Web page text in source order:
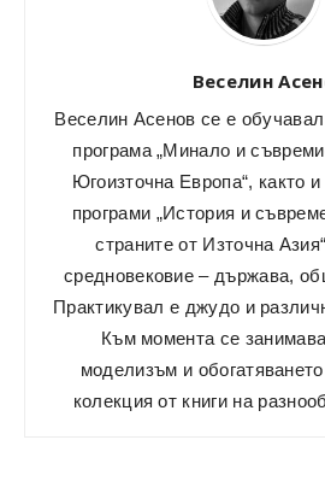
Веселин
Веселин Асенов се е
програма „Минало и
Югоизточна Европа“, както
програми „История и
страните от Източна
средновековие – държава,
Практикувал е джудо и
Към момента се
моделизъм и
колекция от книги на